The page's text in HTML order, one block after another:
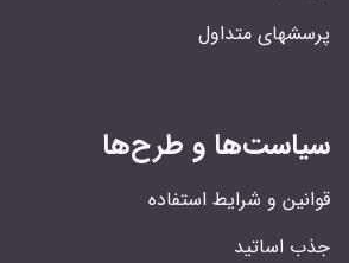
پرسشهای متداول
سیاست‌ها و طرح‌ها
قوانین و شرایط استفاده
جذب اساتید